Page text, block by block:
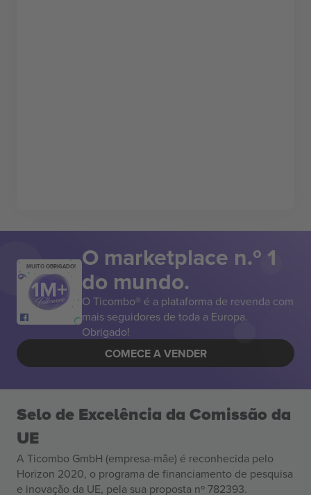
MUITO OBRIGADO! O marketplace n.º 1
do mundo.
O Ticombo® é a plataforma de revenda com
mais seguidores de toda a Europa.
Obrigado!
COMECE A VENDER
Selo de Excelência da Comissão da
UE
A Ticombo GmbH (empresa-mãe) é reconhecida pelo
Horizon 2020, o programa de financiamento de pesquisa
e inovação da UE, pela sua proposta nº 782393.